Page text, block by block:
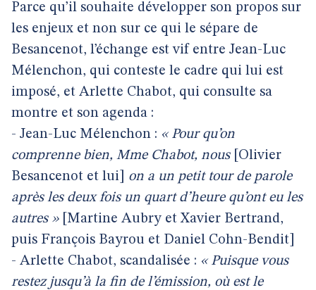
Parce qu’il souhaite développer son propos sur
les enjeux et non sur ce qui le sépare de
Besancenot, l’échange est vif entre Jean-Luc
Mélenchon, qui conteste le cadre qui lui est
imposé, et Arlette Chabot, qui consulte sa
montre et son agenda :
- Jean-Luc Mélenchon : « Pour qu’on
comprenne bien, Mme Chabot, nous [Olivier
Besancenot et lui] on a un petit tour de parole
après les deux fois un quart d’heure qu’ont eu les
autres »[Martine Aubry et Xavier Bertrand,
puis François Bayrou et Daniel Cohn-Bendit]
- Arlette Chabot, scandalisée : « Puisque vous
restez jusqu’à la fin de l’émission, où est le